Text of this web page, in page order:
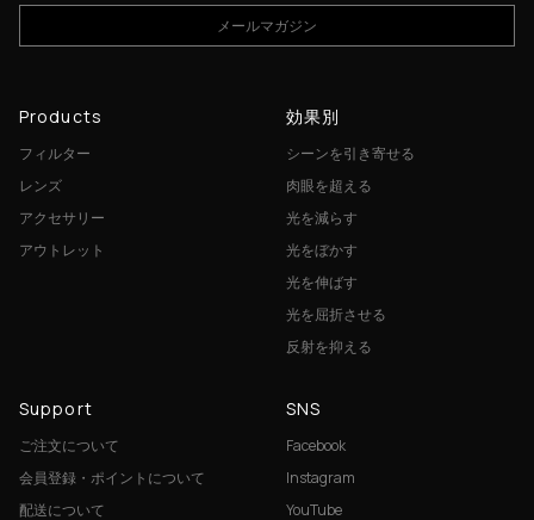
メールマガジン
Products
フィルター
レンズ
アクセサリー
アウトレット
効果別
シーンを引き寄せる
肉眼を超える
光を減らす
光をぼかす
光を伸ばす
光を屈折させる
反射を抑える
Support
ご注文について
会員登録・ポイントについて
配送について
SNS
Facebook
Instagram
YouTube